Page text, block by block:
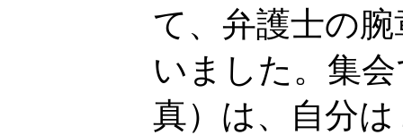
て、弁護士の
いました。集
真）は、自分